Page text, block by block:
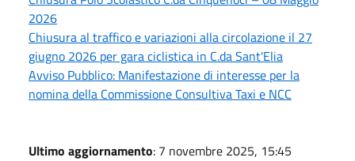
2026
Chiusura al traffico e variazioni alla circolazione il 27
giugno 2026 per gara ciclistica in C.da Sant'Elia
Avviso Pubblico: Manifestazione di interesse per la
nomina della Commissione Consultiva Taxi e NCC
Ultimo aggiornamento: 7 novembre 2025, 15:45